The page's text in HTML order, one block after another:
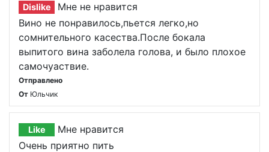
Dislike
Мне не нравится
Вино не понравилось,пьется легко,но
сомнительного касества.После бокала
выпитого вина заболела голова, и было плохое
самочуаствие.
Отправлено
От Юльчик
Like
Мне нравится
Очень приятно пить